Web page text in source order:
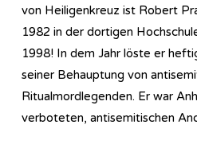
von Heiligenkreuz ist Robert
1982 in der dortigen
1998! In dem Jahr löste er
seiner Behauptung von
Ritualmordlegenden. Er war
verboteten, antisemitischen